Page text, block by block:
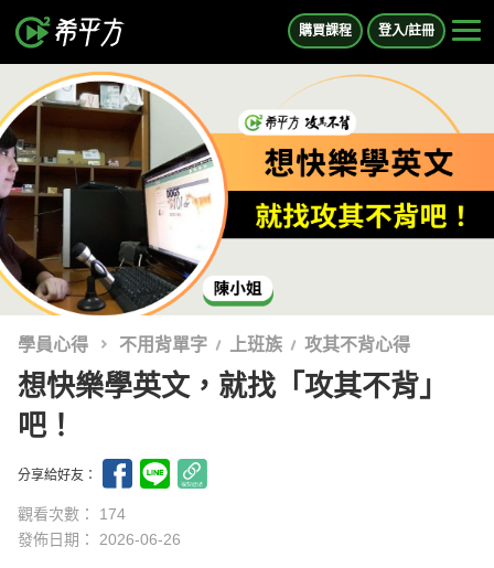
購買課程 登入/註冊
學員心得 不用背單字 上班族 攻其不背心得
想快樂學英文，就找「攻其不背」
吧！
分享給好友：
觀看次數： 174
發佈日期： 2026-06-26